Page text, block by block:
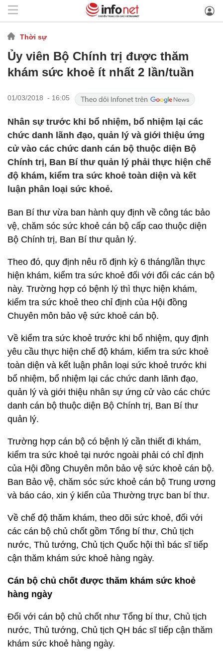
Thời sự
Ủy viên Bộ Chính trị được thăm
khám sức khoẻ ít nhất 2 lần/tuần
01/03/2018 - 16:05
Nhân sự trước khi bổ nhiệm, bổ nhiệm lại các
chức danh lãnh đạo, quản lý và giới thiệu ứng
cử vào các chức danh cán bộ thuộc diện Bộ
Chính trị, Ban Bí thư quản lý phải thực hiện chế
độ khám, kiểm tra sức khoẻ toàn diện và kết
luận phân loại sức khoẻ.
Ban Bí thư vừa ban hành quy định về công tác bảo
vệ, chăm sóc sức khoẻ cán bộ cấp cao thuộc diện
Bộ Chính trị, Ban Bí thư quản lý.
Theo đó, quy định nêu rõ định kỳ 6 tháng/lần thực
hiện khám, kiểm tra sức khoẻ đối với đối các cán bộ
này. Trường hợp có bệnh lý thì thực hiện khám,
kiểm tra sức khoẻ theo chỉ định của Hội đồng
Chuyên môn bảo vệ sức khoẻ cán bộ.
Về kiểm tra sức khoẻ trước khi bổ nhiệm, quy định
yêu cầu thực hiện chế độ khám, kiểm tra sức khoẻ
toàn diện và kết luận phân loại sức khoẻ trước khi
bổ nhiệm, bổ nhiệm lại các chức danh lãnh đạo,
quản lý và giới thiệu nhân sự ứng cử vào các chức
danh cán bộ thuộc diện Bộ Chính trị, Ban Bí thư
quản lý.
Trường hợp cán bộ có bệnh lý cần thiết đi khám,
kiểm tra sức khoẻ tại nước ngoài phải có chỉ định
của Hội đồng Chuyên môn bảo vệ sức khoẻ cán bộ.
Ban Bảo vệ, chăm sóc sức khoẻ cán bộ Trung ương
và báo cáo, xin ý kiến của Thường trực ban bí thư.
Về chế độ thăm khám, theo dõi sức khoẻ, đối với
các cán bộ chủ chốt gồm Tổng bí thư, Chủ tịch
nước, Thủ tướng, Chủ tịch Quốc hội thì bác sĩ tiếp
cận thăm khám sức khoẻ hàng ngày.
Cán bộ chủ chốt được thăm khám sức khoẻ
hàng ngày
Đối với cán bộ chủ chốt như Tổng bí thư, Chủ tịch
nước, Thủ tướng, Chủ tịch QH bác sĩ tiếp cận thăm
khám sức khoẻ hàng ngày.